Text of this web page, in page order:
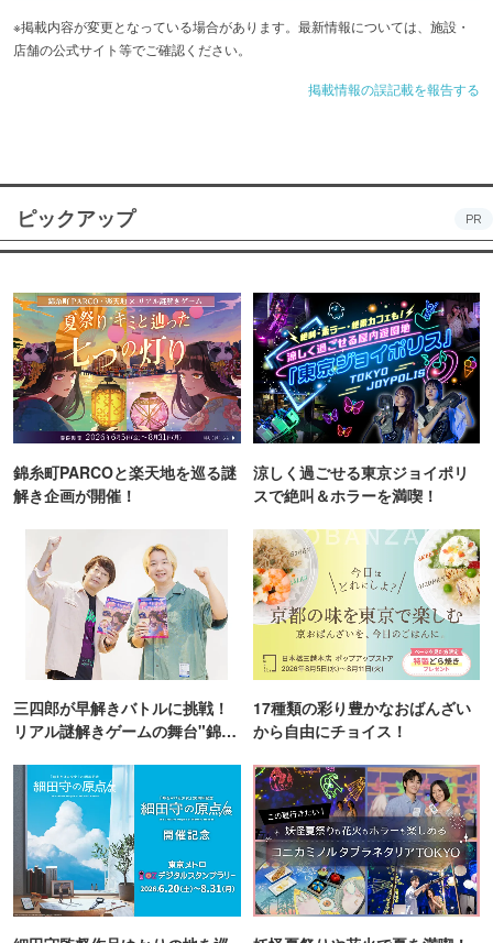
※掲載内容が変更となっている場合があります。最新情報については、施設・
店舗の公式サイト等でご確認ください。
掲載情報の誤記載を報告する
ピックアップ PR
錦糸町PARCOと楽天地を巡る謎
解き企画が開催！
涼しく過ごせる東京ジョイポリ
スで絶叫＆ホラーを満喫！
三四郎が早解きバトルに挑戦！
リアル謎解きゲームの舞台"錦糸
17種類の彩り豊かなおばんざい
から自由にチョイス！